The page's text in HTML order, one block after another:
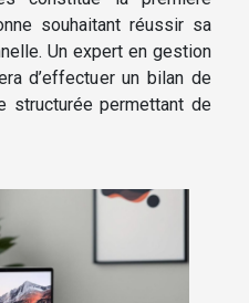
souhaitant réussir sa
Un expert en gestion
d’effectuer un bilan de
structurée permettant de